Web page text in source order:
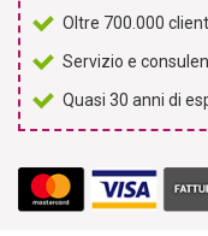
Oltre 700.000
Servizio e
Quasi 30 anni di